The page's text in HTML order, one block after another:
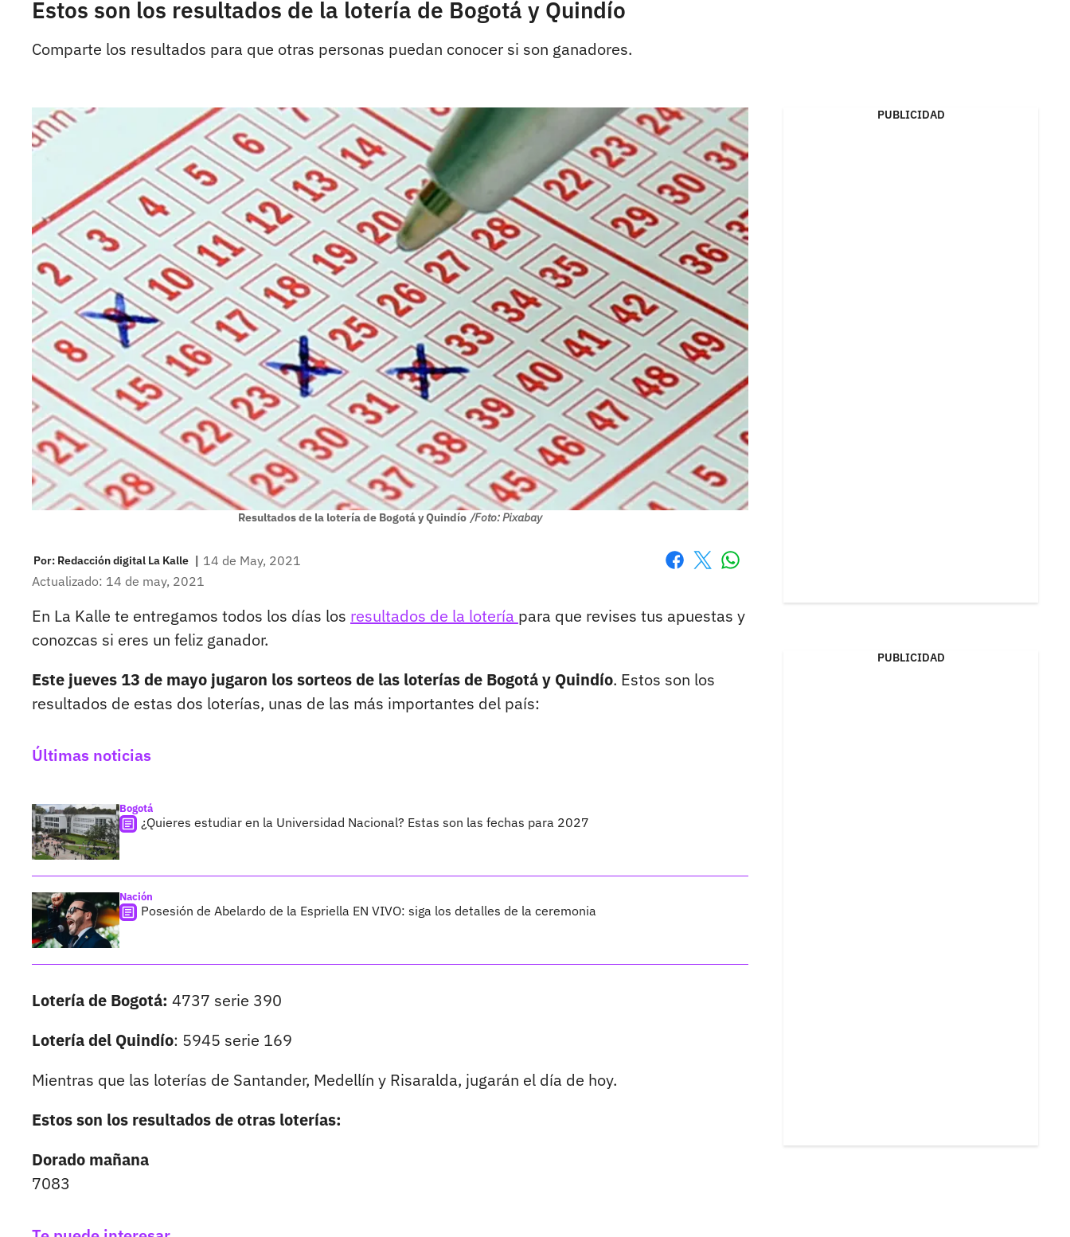
Estos son los resultados de la lotería de Bogotá y Quindío
Comparte los resultados para que otras personas puedan conocer si son ganadores.
Resultados de la lotería de Bogotá y Quindío /Foto: Pixabay
Por: Redacción digital La Kalle | 14 de May, 2021
Actualizado: 14 de may, 2021
En La Kalle te entregamos todos los días los resultados de la lotería para que revises tus apuestas y
conozcas si eres un feliz ganador.
Este jueves 13 de mayo jugaron los sorteos de las loterías de Bogotá y Quindío. Estos son los
resultados de estas dos loterías, unas de las más importantes del país:
Últimas noticias
Bogotá
¿Quieres estudiar en la Universidad Nacional? Estas son las fechas para 2027
Nación
Posesión de Abelardo de la Espriella EN VIVO: siga los detalles de la ceremonia
Lotería de Bogotá: 4737 serie 390
Lotería del Quindío: 5945 serie 169
Mientras que las loterías de Santander, Medellín y Risaralda, jugarán el día de hoy.
Estos son los resultados de otras loterías:
Dorado mañana
7083
PUBLICIDAD
PUBLICIDAD